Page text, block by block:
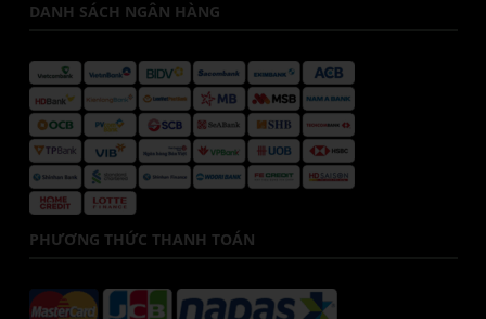
DANH SÁCH NGÂN HÀNG
PHƯƠNG THỨC THANH TOÁN